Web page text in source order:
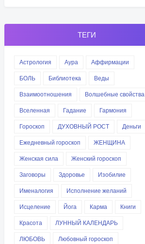
ТЕГИ
Астрология Аура
Аффирмации
БОЛЬ
Библиотека
Веды
Взаимоотношения
Волшебные свойства
Вселенная
Гадание
Гармония
Гороскоп
ДУХОВНЫЙ РОСТ
Деньги
Ежедневный гороскоп
ЖЕНЩИНА
Женская сила
Женский гороскоп
Заговоры
Здоровье
Изобилие
Именалогия
Исполнение желаний
Исцеление
Йога Карма
Книги
Красота
ЛУННЫЙ КАЛЕНДАРЬ
ЛЮБОВЬ
Любовный гороскоп